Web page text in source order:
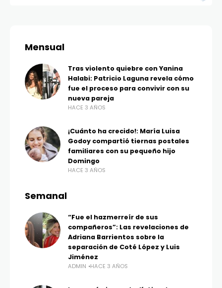
Mensual
Tras violento quiebre con Yanina
Halabi: Patricio Laguna revela cómo
fue el proceso para convivir con su
nueva pareja
HACE 3 AÑOS
¡Cuánto ha crecido!: María Luisa
Godoy compartió tiernas postales
familiares con su pequeño hijo
Domingo
HACE 3 AÑOS
Semanal
“Fue el hazmerreír de sus
compañeros”: Las revelaciones de
Adriana Barrientos sobre la
separación de Coté López y Luis
Jiménez
ADMIN HACE 3 AÑOS